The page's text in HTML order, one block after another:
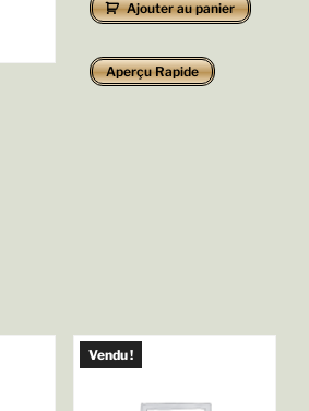
Ajouter au panier
Aperçu Rapide
Vendu !